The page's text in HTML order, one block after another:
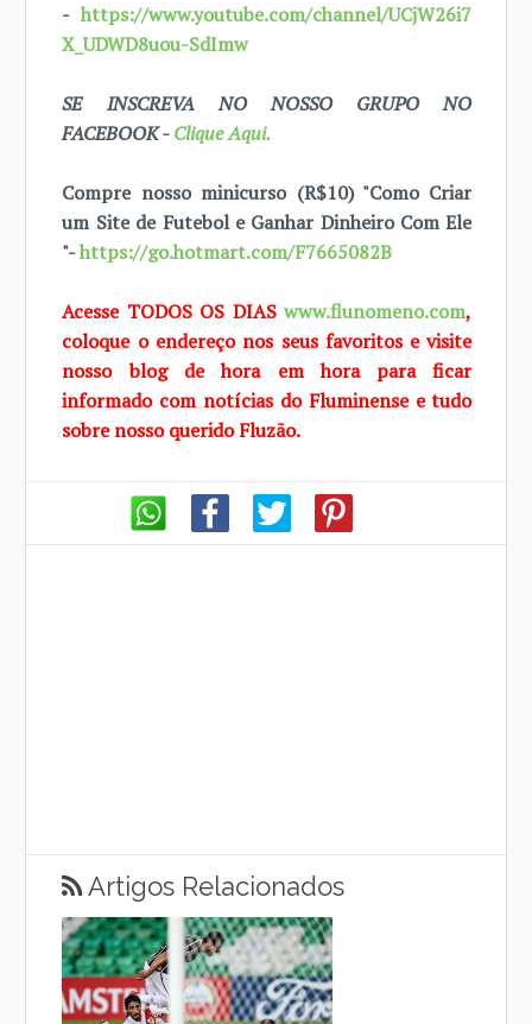
-https://www.youtube.com/channel/UCjW26i7
X_UDWD8uou-SdImw
SE INSCREVA NO NOSSO GRUPO NO
FACEBOOK -Clique Aqui.
Compre nosso minicurso (R$10) "Como Criar
um Site de Futebol e Ganhar Dinheiro Com Ele
"-https://go.hotmart.com/F7665082B
Acesse TODOS OS DIASwww.flunomeno.com,
coloque o endereço nos seus favoritos e visite
nosso blog de hora em hora para ficar
informado com notícias do Fluminense e tudo
sobre nosso querido Fluzão.
Artigos Relacionados